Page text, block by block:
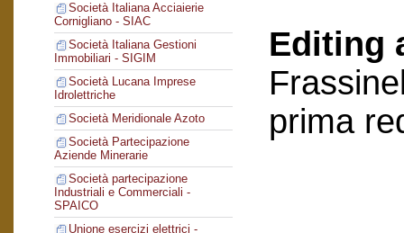
Società Italiana Acciaierie
Cornigliano - SIAC
Società Italiana Gestioni
Immobiliari - SIGIM
Società Lucana Imprese
Idrolettriche
Società Meridionale Azoto
Società Partecipazione
Aziende Minerarie
Società partecipazione
Industriali e Commerciali -
SPAICO
Unione esercizi elettrici -
Editing
prima